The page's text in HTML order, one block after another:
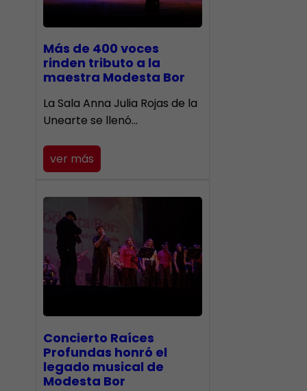
Más de 400 voces
rinden tributo a la
maestra Modesta Bor
​La Sala Anna Julia Rojas de la
Unearte se llenó…
ver más
​Concierto Raíces
Profundas honró el
legado musical de
Modesta Bor